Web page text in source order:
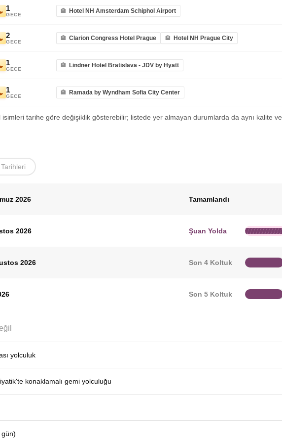
1
GECE
Hotel NH Amsterdam Schiphol Airport
2
GECE
Clarion Congress Hotel Prague Hotel NH Prague City
1
GECE
Lindner Hotel Bratislava - JDV by Hyatt
1
GECE
Ramada by Wyndham Sofia City Center
tarihe göre değişiklik gösterebilir; listede yer almayan durumlarda da aynı kalite ve
2026 Tamamlandı
2026 Şuan Yolda
2026 Son 4 Koltuk
Son 5 Koltuk
yolculuk
konaklamalı gemi yolculuğu
gün)